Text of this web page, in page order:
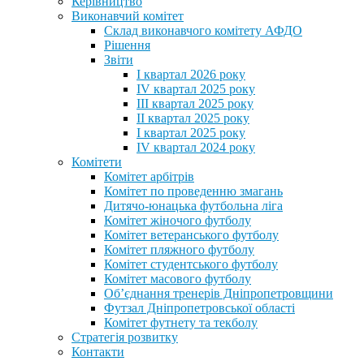
Виконавчий комітет
Склад виконавчого комітету АФДО
Рішення
Звіти
I квартал 2026 року
IV квартал 2025 року
III квартал 2025 року
II квартал 2025 року
I квартал 2025 року
IV квартал 2024 року
Комітети
Комітет арбітрів
Комітет по проведенню змагань
Дитячо-юнацька футбольна ліга
Комітет жіночого футболу
Комітет ветеранського футболу
Комітет пляжного футболу
Комітет студентського футболу
Комітет масового футболу
Обʼєднання тренерів Дніпропетровщини
Футзал Дніпропетровської області
Комітет футнету та текболу
Стратегія розвитку
Контакти